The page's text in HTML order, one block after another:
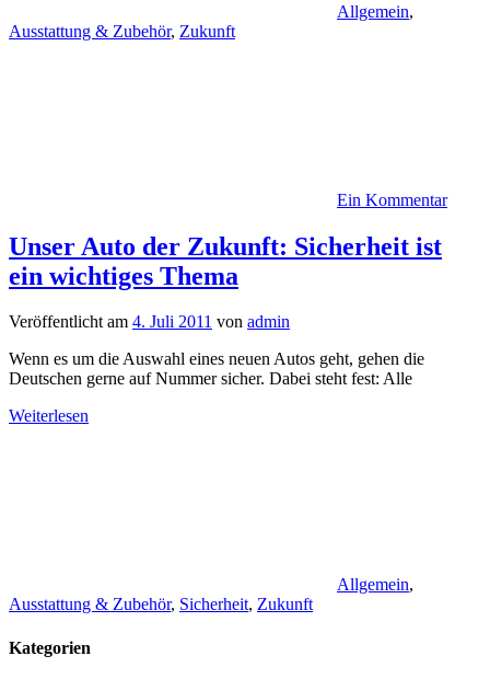
Allgemein,
Ausstattung & Zubehör, Zukunft
Ein Kommentar
Unser Auto der Zukunft: Sicherheit ist
ein wichtiges Thema
Veröffentlicht am 4. Juli 2011 von admin
Wenn es um die Auswahl eines neuen Autos geht, gehen die
Deutschen gerne auf Nummer sicher. Dabei steht fest: Alle
Weiterlesen
Allgemein,
Ausstattung & Zubehör, Sicherheit, Zukunft
Kategorien